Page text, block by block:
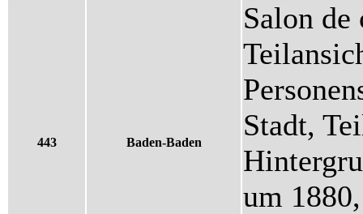
443 Baden-Baden
Salon de
Stadt,
um